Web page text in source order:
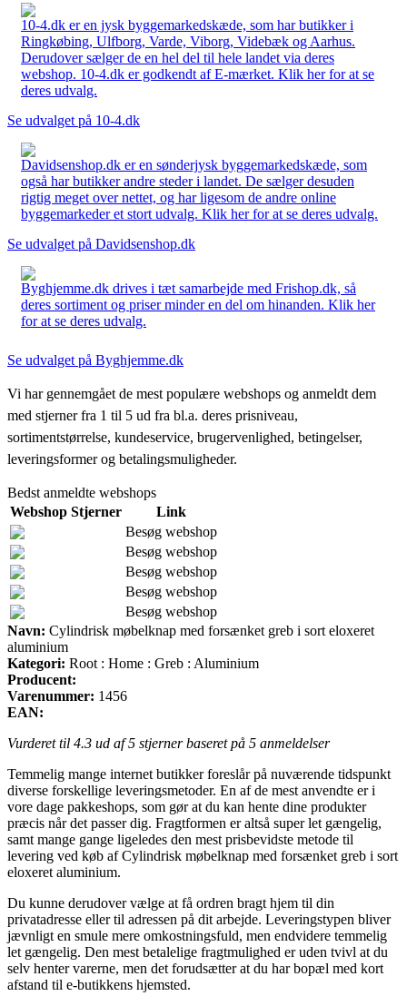
10-4.dk er en jysk byggemarkedskæde, som har butikker i
Ringkøbing, Ulfborg, Varde, Viborg, Videbæk og Aarhus.
Derudover sælger de en hel del til hele landet via deres
webshop. 10-4.dk er godkendt af E-mærket. Klik her for at se
deres udvalg.
Se udvalget på 10-4.dk
Davidsenshop.dk er en sønderjysk byggemarkedskæde, som
også har butikker andre steder i landet. De sælger desuden
rigtig meget over nettet, og har ligesom de andre online
byggemarkeder et stort udvalg. Klik her for at se deres udvalg.
Se udvalget på Davidsenshop.dk
Byghjemme.dk drives i tæt samarbejde med Frishop.dk, så
deres sortiment og priser minder en del om hinanden. Klik her
for at se deres udvalg.
Se udvalget på Byghjemme.dk
Vi har gennemgået de mest populære webshops og anmeldt dem
med stjerner fra 1 til 5 ud fra bl.a. deres prisniveau,
sortimentstørrelse, kundeservice, brugervenlighed, betingelser,
leveringsformer og betalingsmuligheder.
Bedst anmeldte webshops
Webshop Stjerner
Link
Besøg webshop
Besøg webshop
Besøg webshop
Besøg webshop
Besøg webshop
Navn: Cylindrisk møbelknap med forsænket greb i sort eloxeret
aluminium
Kategori: Root : Home : Greb : Aluminium
Producent:
Varenummer: 1456
EAN:
Vurderet til 4.3 ud af 5 stjerner baseret på 5 anmeldelser
Temmelig mange internet butikker foreslår på nuværende tidspunkt
diverse forskellige leveringsmetoder. En af de mest anvendte er i
vore dage pakkeshops, som gør at du kan hente dine produkter
præcis når det passer dig. Fragtformen er altså super let gængelig,
samt mange gange ligeledes den mest prisbevidste metode til
levering ved køb af Cylindrisk møbelknap med forsænket greb i sort
eloxeret aluminium.
Du kunne derudover vælge at få ordren bragt hjem til din
privatadresse eller til adressen på dit arbejde. Leveringstypen bliver
jævnligt en smule mere omkostningsfuld, men endvidere temmelig
let gængelig. Den mest betalelige fragtmulighed er uden tvivl at du
selv henter varerne, men det forudsætter at du har bopæl med kort
afstand til e-butikkens hjemsted.